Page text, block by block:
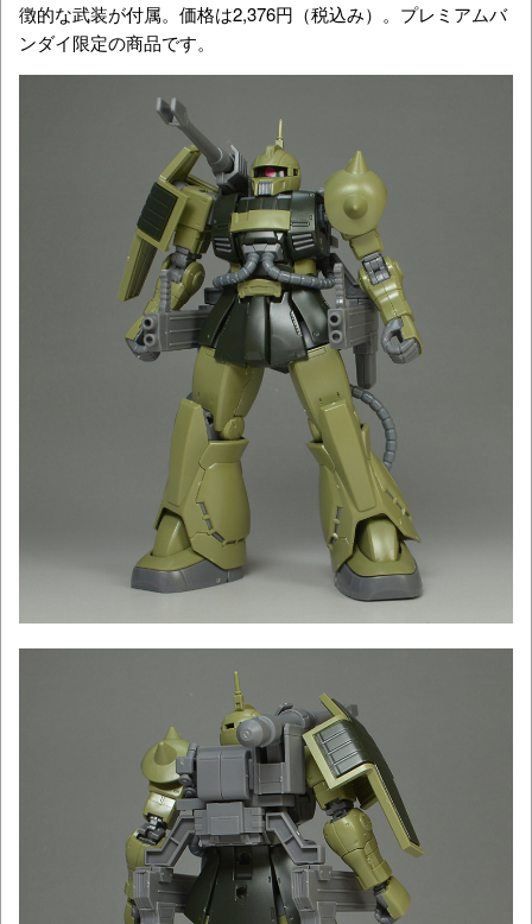
徴的な武装が付属。価格は2,376円（税込み）。プレミアムバ
ンダイ限定の商品です。